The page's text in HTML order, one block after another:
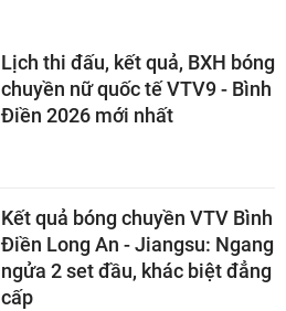
Lịch thi đấu, kết quả, BXH bóng
chuyền nữ quốc tế VTV9 - Bình
Điền 2026 mới nhất
Kết quả bóng chuyền VTV Bình
Điền Long An - Jiangsu: Ngang
ngửa 2 set đầu, khác biệt đẳng
cấp